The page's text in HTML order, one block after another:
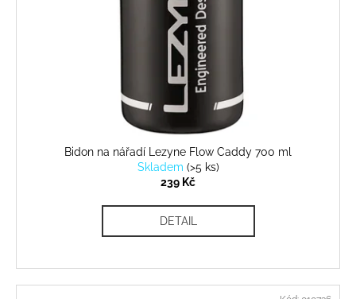
Bidon na nářadí Lezyne Flow Caddy 700 ml
Skladem (>5 ks)
239 Kč
DETAIL